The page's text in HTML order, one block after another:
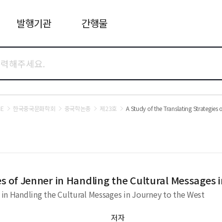
발행기관 간행물
한국중국문화학회 중국학논총 제23호 A Study of the Translating Strategies
Jenner in Handling the Cultural Messages
Handling the Cultural Messages in Journey to the West
저자